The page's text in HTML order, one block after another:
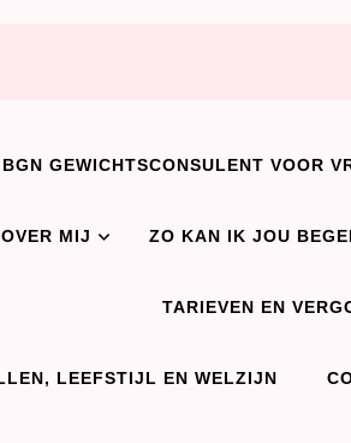
GEWICHTSCONSULENT VOOR
OVER MIJ ZO KAN IK JOU
TARIEVEN EN
LEEFSTIJL EN WELZIJN